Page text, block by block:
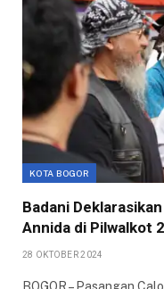
KOTA BOGOR
Badani
Annida di Pilwalkot
28 OKTOBER 2024